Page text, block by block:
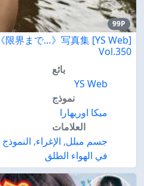
99P
限界まで…》写真集 [YS Web]
Vol.350
بائع
YS Web
نموذج
ميكا اوريهارا
العلامات
جسم مبلل, الإغراء, النموذج
في الهواء الطلق